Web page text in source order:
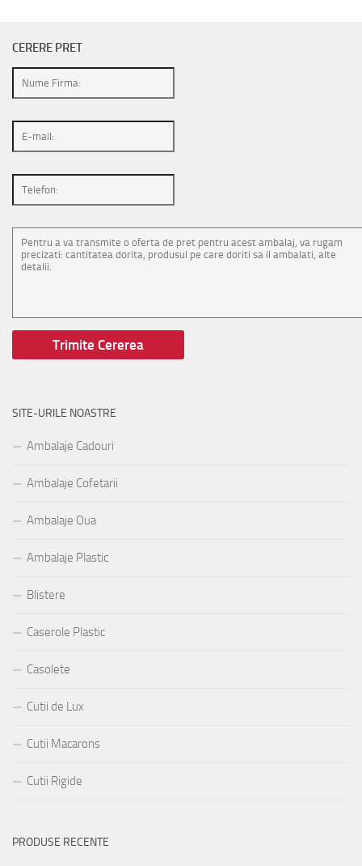
CERERE PRET
SITE-URILE NOASTRE
Ambalaje Cadouri
Ambalaje Cofetarii
Ambalaje Oua
Ambalaje Plastic
Blistere
Caserole Plastic
Casolete
Cutii de Lux
Cutii Macarons
Cutii Rigide
PRODUSE RECENTE